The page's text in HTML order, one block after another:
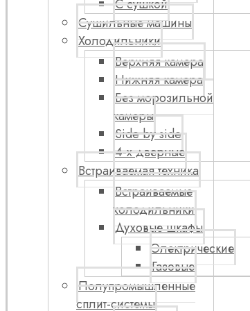
С сушкой
Сушильные машины
Холодильники
Верхняя камера
Нижняя камера
Без морозильной
камеры
Side by side
4-х дверные
Встраиваемая техника
Встраиваемые
холодильники
Духовые шкафы
Электрические
Газовые
Полупромышленные
сплит-системы